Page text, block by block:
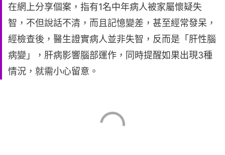
在網上分享個案，指有1名中年病人被家屬懷疑失
智，不但說話不清，而且記憶變差，甚至經常發呆，
經檢查後，醫生證實病人並非失智，反而是「肝性腦
病變」，肝病影響腦部運作，同時提醒如果出現3種
情況，就需小心留意。